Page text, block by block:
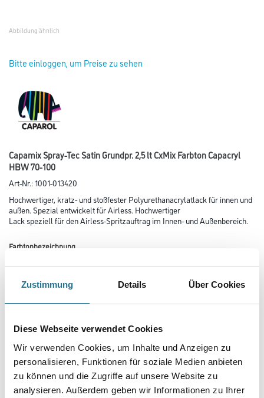
Zustimmung Details Über Cookies
Diese Webseite verwendet Cookies
Wir verwenden Cookies, um Inhalte und Anzeigen zu
personalisieren, Funktionen für soziale Medien anbieten
zu können und die Zugriffe auf unsere Website zu
analysieren. Außerdem geben wir Informationen zu Ihrer
Abbildung ähnlich
Bitte einloggen, um Preise zu sehen
Capamix Spray-Tec Satin Grundpr. 2,5 lt CxMix Farbton Capacryl
HBW 70-100
Art-Nr.:1001-013420
Hochwertiger, kratz- und stoßfester Polyurethanacrylatlack für innen und
außen. Spezial entwickelt für Airless. Hochwertiger
Lack speziell für den Airless-Spritzauftrag im Innen- und Außenbereich.
Farbtonbezeichnung